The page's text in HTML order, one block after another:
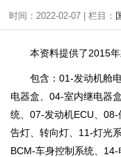
时间：2022-02-07 | 栏目：
本资料提供了2015
包含：01-发动机舱
电器盒、04-室内继电器
统、07-发动机ECU、
告灯、转向灯、11-灯光
BCM-车身控制系统、